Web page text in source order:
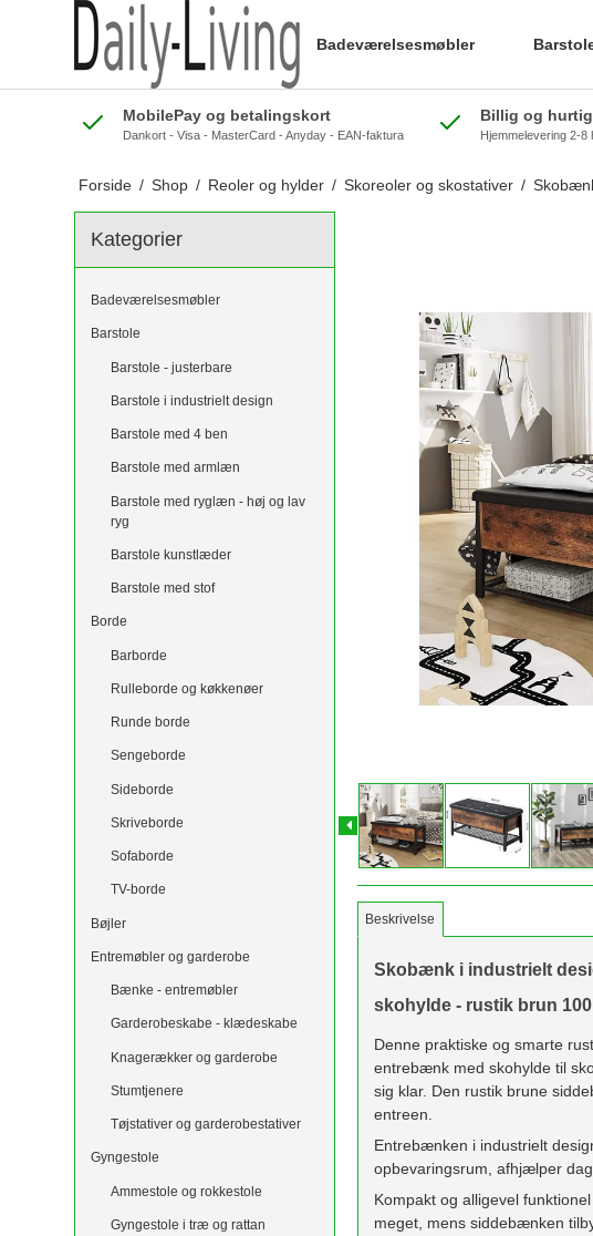
Badeværelsesmøbler
MobilePay og betalingskort
Dankort - Visa - MasterCard - Anyday - EAN-faktura
Billig og
Hjemmelevering 2-8
Forside / Shop / Reoler og hylder / Skoreoler og skostativer /
Kategorier
Badeværelsesmøbler
Barstole
Barstole - justerbare
Barstole i industrielt design
Barstole med 4 ben
Barstole med armlæn
Barstole med ryglæn - høj og lav
ryg
Barstole kunstlæder
Barstole med stof
Borde
Barborde
Rulleborde og køkkenøer
Runde borde
Sengeborde
Sideborde
Skriveborde
Sofaborde
TV-borde
Bøjler
Entremøbler og garderobe
Bænke - entremøbler
Garderobeskabe - klædeskabe
Knagerækker og garderobe
Stumtjenere
Tøjstativer og garderobestativer
Gyngestole
Ammestole og rokkestole
Gyngestole i træ og rattan
Beskrivelse
Skobænk i industrielt
skohylde - rustik brun
Denne praktiske og smarte
entrebænk med skohylde til
sig klar. Den rustik brune
entreen.
Entrebænken i industrielt
opbevaringsrum, afhjælper
Kompakt og alligevel
meget, mens siddebænken